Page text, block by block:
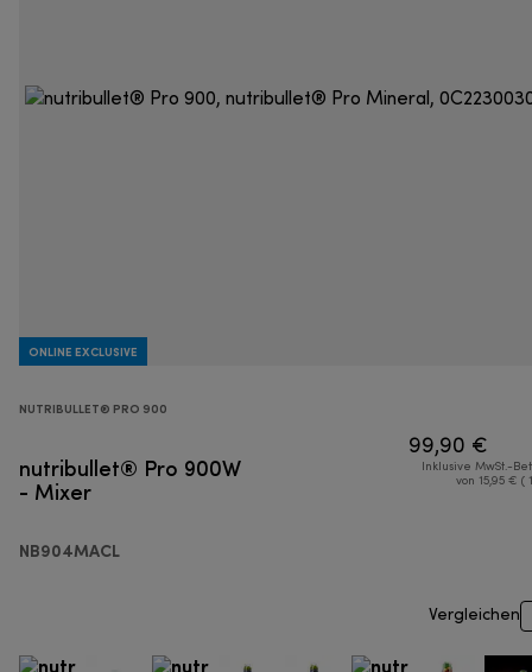
ONLINE EXCLUSIVE
NUTRIBULLET® PRO 900
nutribullet® Pro 900W
- Mixer
NB904MACL
99,90 €
Inklusive MwSt.-
von 15,95 € (
Vergleichen